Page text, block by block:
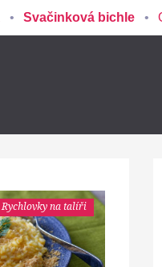
Svačinková bichle
Rychlovky na talíři